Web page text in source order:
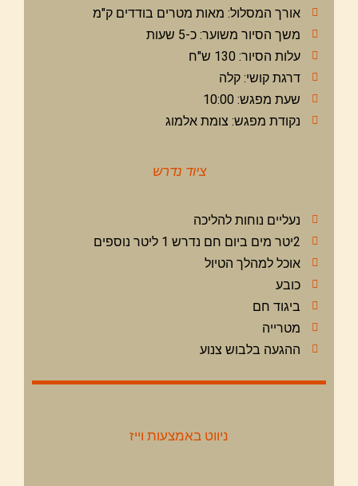
אורך המסלול: מאות מטרים בודדים ק"מ
משך הסיור משוער: כ-5 שעות
עלות הסיור: 130 ש"ח
דרגת קושי: קלה
שעת מפגש: 10:00
נקודת מפגש: צומת אלמוג
ציוד נדרש
נעליים נוחות להליכה
2יטר מים ביום חם נדרש 1 ליטר נוספים
אוכל למהלך הטיול
כובע
ביגוד חם
מטרייה
ההגעה בלבוש צנוע
ניווט באמצעות וייז